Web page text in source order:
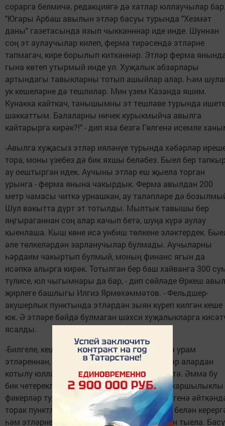
сорарга белмичә, редакциягә дә хатлар юллаучылар
"Югары Арбаш авылын этләр басуы турында "Хезмәт
даны" газетасында язып чыкканннар иде инде. Шуннан
соң эт аулаучылар килеп, ферма тирәсендә этләрне
тапмагач, кире борылып киткәннәр. Этләр ферма
гына көтеп утырмый инде ул. Хуҗалык абзарлары
артындагы тавыкларны тотып ашыйлар алар. Һәм
ук кешеләрне дә тешлиләр. Мин үзем Казанда яшим.
Кунакка кайткач, танышымны эт тешләве турында
шаккаттым. Балаларны ничек курыкмыйча авылга
кайтарырга кирәк?!" - дип яза безгә Гөлгенә исемле
-Авылга хуҗасыз этләр ияләнүе турында хәбәрләр
тора, моны үзебез дә бик яхшы беләбез. Быел бер
ау оештырган идек. Аучыны этләр еш җыела торган
урынга - ферма янына чакырдык. Ферма авылдан 200
метр чамасы читкә урнашкан, ау таләпләре дә
Шул вакытта дүрт эт тотылды. Мылтык тавышы бер
яңгыраганнан соң алар качып бетә, шуңа күрә аулау
кыенлаша. Кыш көне исә унбиш төлкене эләктердек.
әле төлкеләрдән зарланучылар булмады. Аучыларны
һәрдаим чакыртып булмый, моның финанс ягын да
исәпкә алырга кирәк. Тотылган бер баш хайванга 300
түлисе, юл чыгымнары да бар, - дип сөйләде Өркеш авыл
җирлеге башлыгы Илгиз Ярмөхәммәтов. - Фельдшер-
акушерлык пунктында этләрдән зыян күреп килгән кеше
юк. Ә этләре бәйдә булмаган шәхси хуҗалыкларга
ясалды.
-Билгеле, кешеләр бигрәк тә җәй көннәрендә урам
этләреннән, төлкеләрдән зарланалар. Күпләр алардан
котылу юлларын эзләп безгә мөрәҗәгать итә. Әмма бу
бик четерекле, кешеләр арасында да төрле каршылыклы
фикерләр тудыра торган мәсьәлә. Дөресен генә
торак пунктларга 200 метр кала утлы корал белән
һәм этләрне ауларга ярамый, бу закон белән тыела.